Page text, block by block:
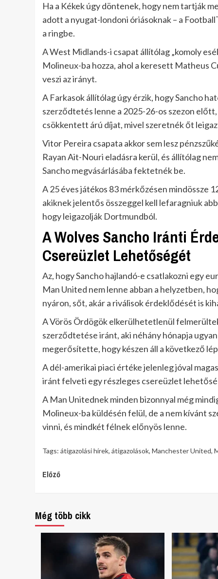
Ha a Kékek úgy döntenek, hogy nem tartják
adott a nyugat-londoni óriásoknak – a
a ringbe.
A West Midlands-i csapat állítólag „komoly
Molineux-ba hozza, ahol a keresett Matheus
veszi az irányt.
A Farkasok állítólag úgy érzik, hogy Sancho
szerződtetés lenne a 2025-26-os szezon
csökkentett árú díjat, mivel szeretnék őt
Vitor Pereira csapata akkor sem lesz
Rayan Ait-Nouri eladásra kerül, és állítólag
Sancho megvásárlásába fektetnék be.
A 25 éves játékos 83 mérkőzésen mindössze
akiknek jelentős összeggel kell lefaragniuk
hogy leigazolják Dortmundból.
A Wolves Sancho Iránti
Csereüzlet Lehetőségét
Az, hogy Sancho hajlandó-e csatlakozni egy
Man United nem lenne abban a helyzetben,
nyáron, sőt, akár a riválisok érdeklődését is
A Vörös Ördögök elkerülhetetlenül
szerződtetése iránt, aki néhány hónapja
megerősítette, hogy készen áll a következő
A dél-amerikai piaci értéke jelenleg jóval
iránt felveti egy részleges csereüzlet
A Man Unitednek minden bizonnyal még
Molineux-ba küldésén felül, de a nem kívánt
vinni, és mindkét félnek előnyös lenne.
Tags: átigazolási hírek, átigazolások, Manchester United,
Continue
Előző
Még több cikk